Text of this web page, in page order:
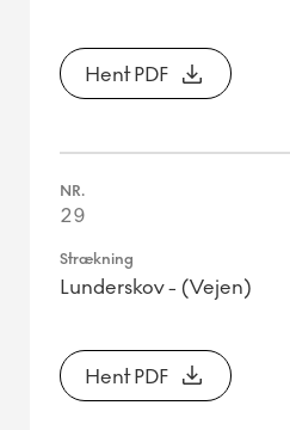
Hent PDF
29
Lunderskov - (Vejen)
Hent PDF